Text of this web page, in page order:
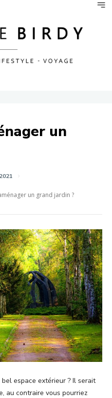
un
un grand jardin ?
espace extérieur ? Il serait
au contraire vous pourriez